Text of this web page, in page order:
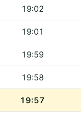
19:02
19:01
19:59
19:58
19:57